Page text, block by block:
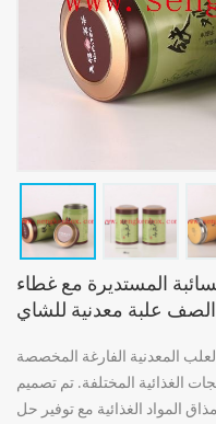
المستديرة مع غطاء
علبة معدنية للشاي
المعدنية الفارغة المخصصة
الغذائية المختلفة. تم تصميم
المواد الغذائية مع توفير حل